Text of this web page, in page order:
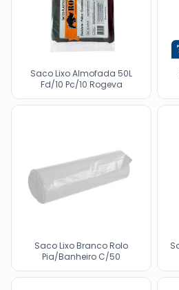
Saco Lixo Almofada 50L
Fd/10 Pc/10 Rogeva
Saco Lixo Branco Rolo
Pia/Banheiro C/50